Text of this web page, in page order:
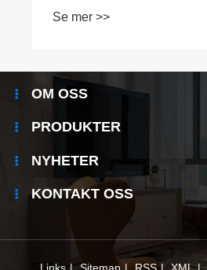
OM OSS
PRODUKTER
NYHETER
KONTAKT OSS